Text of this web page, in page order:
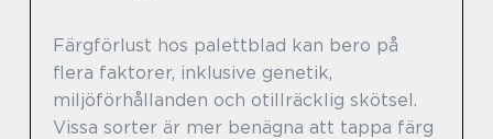
Färgförlust hos palettblad kan bero på
flera faktorer, inklusive genetik,
miljöförhållanden och otillräcklig skötsel.
Vissa sorter är mer benägna att tappa färg